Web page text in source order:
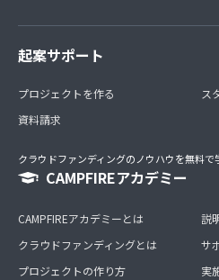
起案サポート
プロジェクトを作る
資料請求
ス
クラウドファンディングのノウハウを無料で
CAMPFIREアカデミー
CAMPFIREアカデミーとは
クラウドファンディングとは
プロジェクトの作り方
説
サ
実